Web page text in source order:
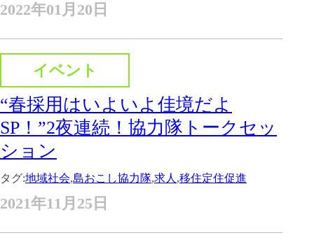
2022年01月20日
イベント
“春採用はいよいよ佳境だよ
SP！”2夜連続！協力隊トークセッ
ション
タグ:地域社会,島おこし協力隊,求人 ,移住定住促進
2021年11月25日